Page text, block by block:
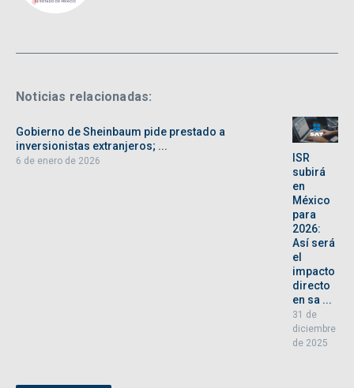
Noticias relacionadas:
Gobierno de Sheinbaum pide prestado a
inversionistas extranjeros; ...
6 de enero de 2026
ISR
subirá
en
México
para
2026:
Así será
el
impacto
directo
en sa ...
31 de
diciembre
de 2025